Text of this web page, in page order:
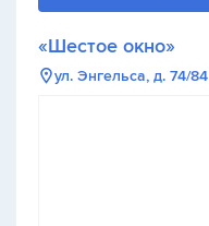
«Шестое окно»
ул. Энгельса, д. 74/84